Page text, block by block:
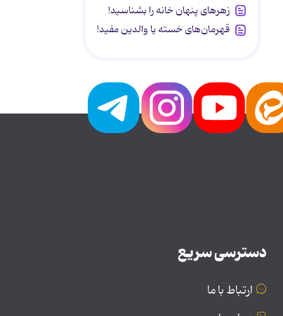
زهرهای پنهان خانه را بشناسید!
قهرمان‌های خسته یا والدین مفید!
دسترسی سریع
ارتباط با ما